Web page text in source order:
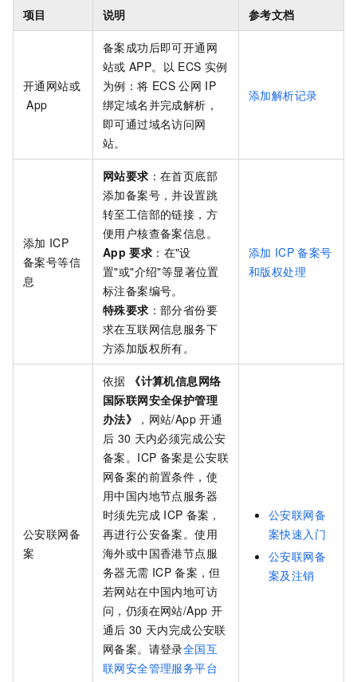
项目 说明 参考文档
开通网站或
App
备案成功后即可开通网
站或 APP。以 ECS 实例
为例：将 ECS 公网 IP
绑定域名并完成解析，
即可通过域名访问网
站。
添加解析记录
添加 ICP
备案号等信
息
网站要求 ：在首页底部
添加备案号，并设置跳
转至工信部的链接，方
便用户核查备案信息。
App 要求 ：在"设
置"或"介绍"等显著位置
标注备案编号。
特殊要求 ：部分省份要
求在互联网信息服务下
方添加版权所有。
添加 ICP 备案号
和版权处理
公安联网备
案
依据
《计算机信息网络
国际联网安全保护管理
办法》
，网站/App 开通
后 30 天内必须完成公安
备案。ICP 备案是公安联
网备案的前置条件，使
用中国内地节点服务器
时须先完成 ICP 备案，
再进行公安备案。使用
海外或中国香港节点服
务器无需 ICP 备案，但
若网站在中国内地可访
问，仍须在网站/App 开
通后 30 天内完成公安联
网备案。请登录全国互
联网安全管理服务平台
公安联网备
案快速入门
公安联网备
案及注销